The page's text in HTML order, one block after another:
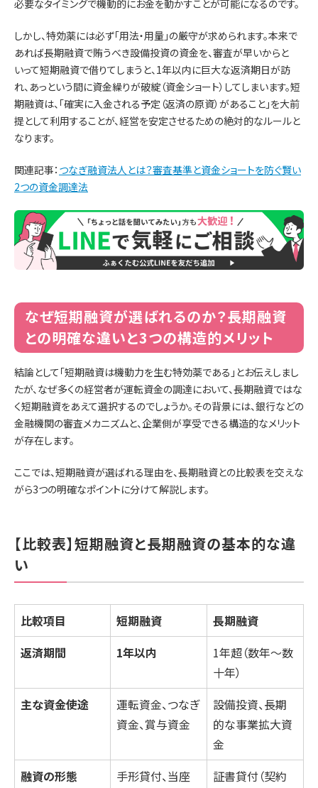
必要なタイミングで機動的にお金を動かすことが可能になるのです。
しかし、特効薬には必ず「用法・用量」の厳守が求められます。本来で
あれば長期融資で賄うべき設備投資の資金を、審査が早いからと
いって短期融資で借りてしまうと、1年以内に巨大な返済期日が訪
れ、あっという間に資金繰りが破綻（資金ショート）してしまいます。短
期融資は、「確実に入金される予定（返済の原資）があること」を大前
提として利用することが、経営を安定させるための絶対的なルールと
なります。
関連記事： つなぎ融資法人とは？審査基準と資金ショートを防ぐ賢い
2つの資金調達法
なぜ短期融資が選ばれるのか？長期融資
との明確な違いと3つの構造的メリット
結論として「短期融資は機動力を生む特効薬である」とお伝えしまし
たが、なぜ多くの経営者が運転資金の調達において、長期融資ではな
く短期融資をあえて選択するのでしょうか。その背景には、銀行などの
金融機関の審査メカニズムと、企業側が享受できる構造的なメリット
が存在します。
ここでは、短期融資が選ばれる理由を、長期融資との比較表を交えな
がら3つの明確なポイントに分けて解説します。
【比較表】短期融資と長期融資の基本的な違
い
比較項目 短期融資
長期融資
返済期間
1年以内
1年超（数年〜数
十年）
主な資金使途
運転資金、つなぎ
資金、賞与資金
設備投資、長期
的な事業拡大資
金
融資の形態
手形貸付、当座
証書貸付（契約